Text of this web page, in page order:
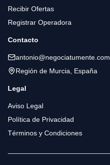
Recibir Ofertas
Registrar Operadora
Contacto
antonio@negociatumente.com
Región de Murcia, España
Legal
Aviso Legal
Política de Privacidad
Términos y Condiciones